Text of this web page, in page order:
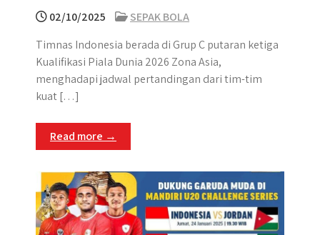
02/10/2025
SEPAK BOLA
Timnas Indonesia berada di Grup C putaran ketiga
Kualifikasi Piala Dunia 2026 Zona Asia,
menghadapi jadwal pertandingan dari tim-tim
kuat […]
Read more →